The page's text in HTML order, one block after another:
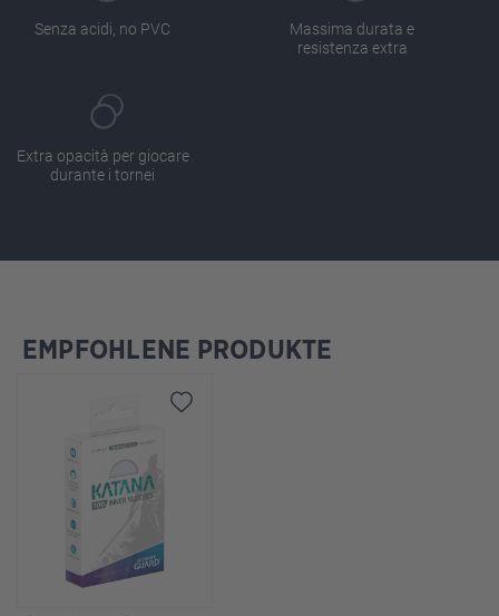
Senza acidi, no PVC
Massima durata e
resistenza extra
Extra opacità per giocare
durante i tornei
Salta la galleria dei prodotti
EMPFOHLENE PRODUKTE